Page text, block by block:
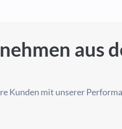
aus
Kunden mit unserer